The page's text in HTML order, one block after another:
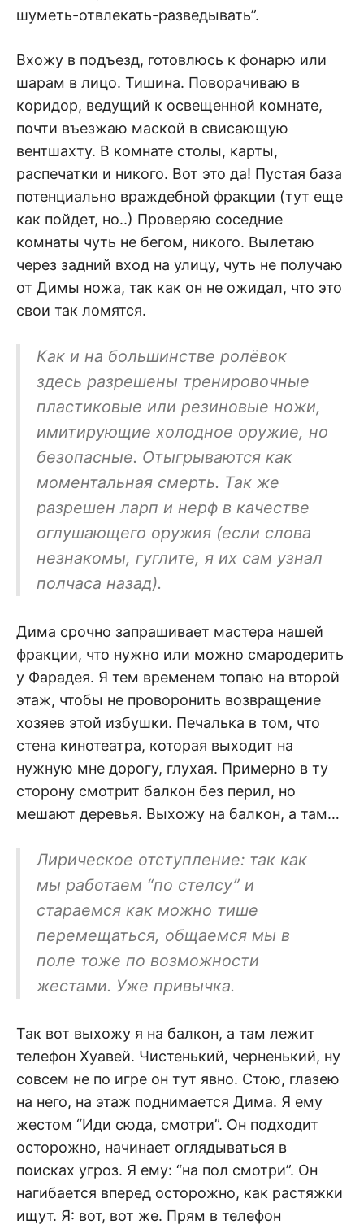
шуметь-отвлекать-разведывать”.
Вхожу в подъезд, готовлюсь к фонарю или
шарам в лицо. Тишина. Поворачиваю в
коридор, ведущий к освещенной комнате,
почти въезжаю маской в свисающую
вентшахту. В комнате столы, карты,
распечатки и никого. Вот это да! Пустая база
потенциально враждебной фракции (тут еще
как пойдет, но..) Проверяю соседние
комнаты чуть не бегом, никого. Вылетаю
через задний вход на улицу, чуть не получаю
от Димы ножа, так как он не ожидал, что это
свои так ломятся.
Как и на большинстве ролёвок
здесь разрешены тренировочные
пластиковые или резиновые ножи,
имитирующие холодное оружие, но
безопасные. Отыгрываются как
моментальная смерть. Так же
разрешен ларп и нерф в качестве
оглушающего оружия (если слова
незнакомы, гуглите, я их сам узнал
полчаса назад).
Дима срочно запрашивает мастера нашей
фракции, что нужно или можно смародерить
у Фарадея. Я тем временем топаю на второй
этаж, чтобы не проворонить возвращение
хозяев этой избушки. Печалька в том, что
стена кинотеатра, которая выходит на
нужную мне дорогу, глухая. Примерно в ту
сторону смотрит балкон без перил, но
мешают деревья. Выхожу на балкон, а там…
Лирическое отступление: так как
мы работаем “по стелсу” и
стараемся как можно тише
перемещаться, общаемся мы в
поле тоже по возможности
жестами. Уже привычка.
Так вот выхожу я на балкон, а там лежит
телефон Хуавей. Чистенький, черненький, ну
совсем не по игре он тут явно. Стою, глазею
на него, на этаж поднимается Дима. Я ему
жестом “Иди сюда, смотри”. Он подходит
осторожно, начинает оглядываться в
поисках угроз. Я ему: “на пол смотри”. Он
нагибается вперед осторожно, как растяжки
ищут. Я: вот, вот же. Прям в телефон